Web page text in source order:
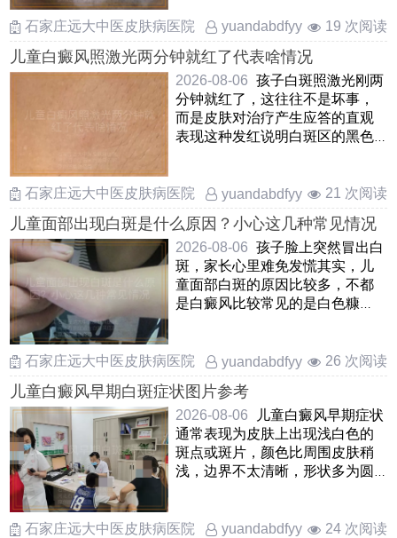
石家庄远大中医皮肤病医院
yuandabdfyy 19 次阅读
儿童白癜风照激光两分钟就红了代表啥情况
2026-08-06 孩子白斑照激光刚两
分钟就红了，这往往不是坏事，
而是皮肤对治疗产生应答的直观
表现这种发红说明白斑区的黑色
石家庄远大中医皮肤病医院 yuandabdfyy 21 次阅读
儿童面部出现白斑是什么原因？小心这几种常见情况
2026-08-06 孩子脸上突然冒出白
斑，家长心里难免发慌其实，儿
童面部白斑的原因比较多，不都
是白癜风比较常见的是白色糠
石家庄远大中医皮肤病医院
yuandabdfyy 26 次阅读
儿童白癜风早期白斑症状图片参考
2026-08-06
儿童白癜风早期症状
通常表现为皮肤上出现浅白色的
斑点或斑片，颜色比周围皮肤稍
浅，边界不太清晰，形状多为圆
石家庄远大中医皮肤病医院 yuandabdfyy 24 次阅读